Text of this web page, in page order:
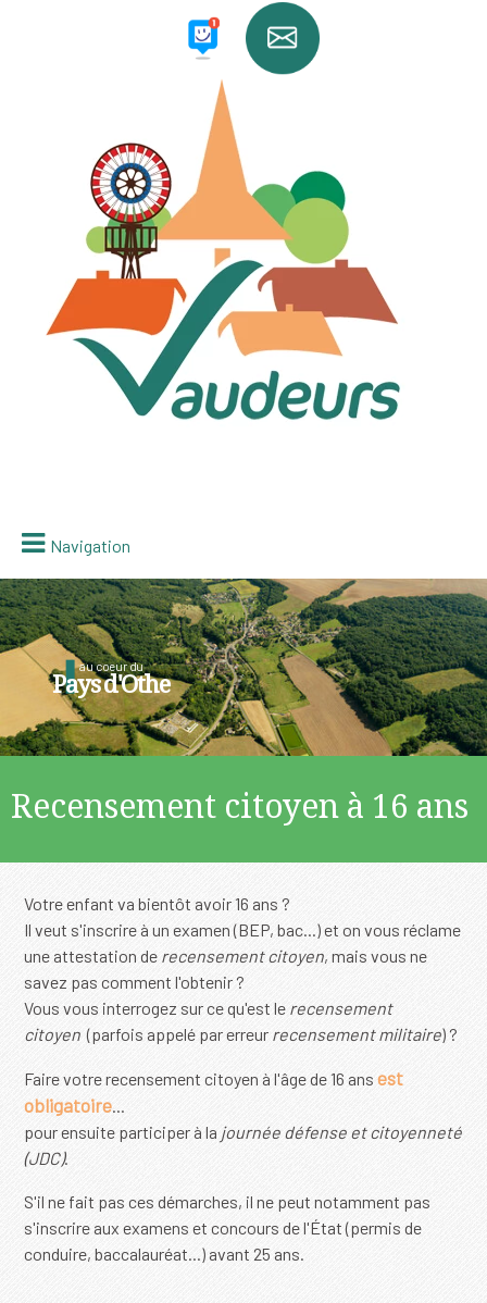
Navigation
au coeur du
Pays d'Othe
Recensement citoyen à 16 ans
Votre enfant va bientôt avoir 16 ans ?
Il veut s'inscrire à un examen (BEP, bac...) et on vous réclame
une attestation de recensement citoyen, mais vous ne
savez pas comment l'obtenir ?
Vous vous interrogez sur ce qu'est le recensement
citoyen (parfois appelé par erreur recensement militaire) ?
Faire votre recensement citoyen à l'âge de 16 ansest
obligatoire...
pour ensuite participer à la journée défense et citoyenneté
(JDC).
S'il ne fait pas ces démarches, il ne peut notamment pas
s'inscrire aux examens et concours de l'État (permis de
conduire, baccalauréat...) avant 25 ans.